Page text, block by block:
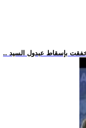
بإسقاط عبدول السيد